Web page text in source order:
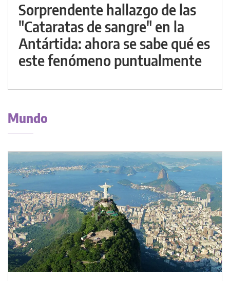
Sorprendente hallazgo de las
"Cataratas de sangre" en la
Antártida: ahora se sabe qué es
este fenómeno puntualmente
Mundo